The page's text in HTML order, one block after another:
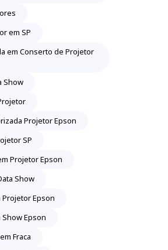
em SP
em Conserto de Projetor
Show
Projetor Epson
SP
Projetor Epson
Show
Projetor Epson
Show Epson
Fraca